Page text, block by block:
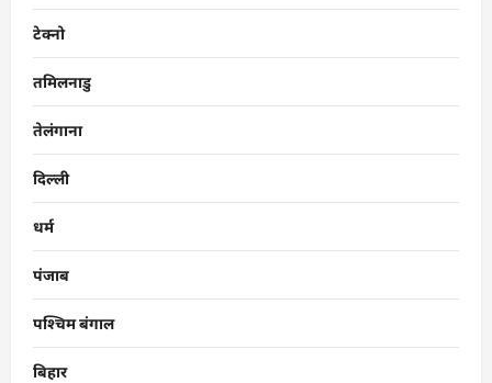
टेक्नो
तमिलनाडु
तेलंगाना
दिल्ली
धर्म
पंजाब
पश्चिम बंगाल
बिहार